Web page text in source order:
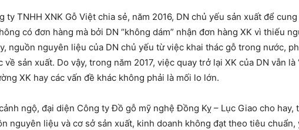
ty TNHH XNK Gỗ Việt chia sẻ, năm 2016, DN chủ yếu sản xuất để
có đơn hàng mà bởi DN “không dám” nhận đơn hàng XK vì thiếu
nguồn nguyên liệu của DN chủ yếu từ việc khai thác gỗ trong nước,
về sản xuất. Do vậy, trong năm 2017, việc quay trở lại XK của DN vẫn
XK hay các vấn đề khác không phải là mối lo lớn.
ngộ, đại diện Công ty Đồ gỗ mỹ nghệ Đồng Kỵ – Lục Giao cho
nguyên liệu và cơ sở sản xuất, kinh doanh không đạt theo tiêu